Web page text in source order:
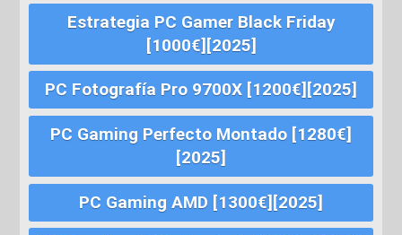
Estrategia PC Gamer Black Friday
[1000€][2025]
PC Fotografía Pro 9700X [1200€][2025]
PC Gaming Perfecto Montado [1280€]
[2025]
PC Gaming AMD [1300€][2025]